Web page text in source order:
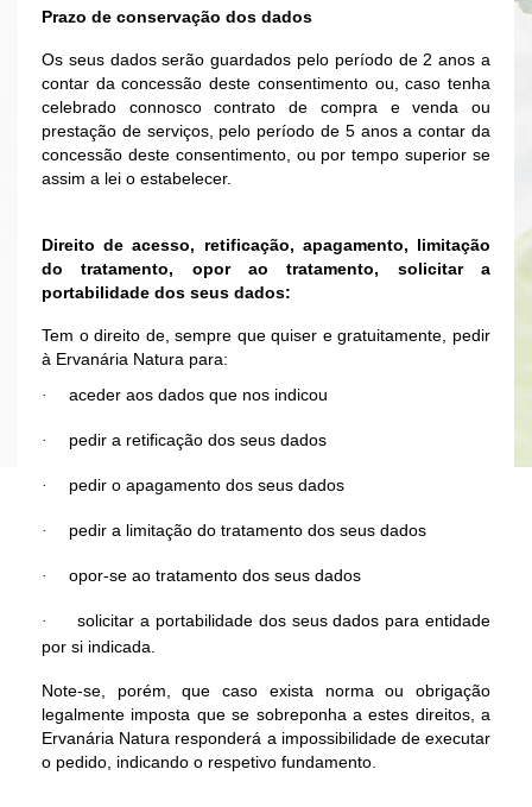
Prazo de conservação dos dados
Os seus dados serão guardados pelo período de 2 anos a
contar da concessão deste consentimento ou, caso tenha
celebrado connosco contrato de compra e venda ou
prestação de serviços, pelo período de 5 anos a contar da
concessão deste consentimento, ou por tempo superior se
assim a lei o estabelecer.
Direito de acesso, retificação, apagamento, limitação
do tratamento, opor ao tratamento, solicitar a
portabilidade dos seus dados:
Tem o direito de, sempre que quiser e gratuitamente, pedir
à Ervanária Natura para:
· aceder aos dados que nos indicou
· pedir a retificação dos seus dados
· pedir o apagamento dos seus dados
· pedir a limitação do tratamento dos seus dados
· opor-se ao tratamento dos seus dados
·
solicitar a portabilidade dos seus dados para entidade
por si indicada.
Note-se, porém, que caso exista norma ou obrigação
legalmente imposta que se sobreponha a estes direitos, a
Ervanária Natura responderá a impossibilidade de executar
o pedido, indicando o respetivo fundamento.